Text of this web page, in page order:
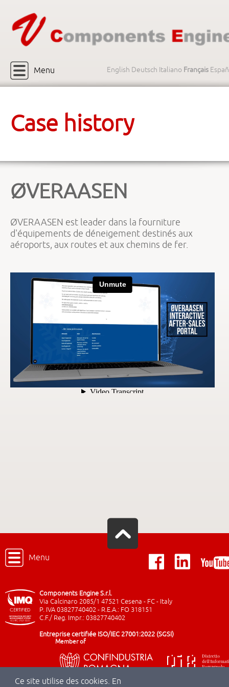
Ce site utilise des cookies. En
Menu English Deutsch Italiano Français
Case history
ØVERAASEN
ØVERAASEN est leader dans la fourniture
d'équipements de déneigement destinés aux
aéroports, aux routes et aux chemins de fer.
Menu
Components Engine S.r.l.
Via Calcinaro 2085/1 47521 Cesena - FC - Italy
P. IVA 03827740402 - R.E.A.: FO 318151
C.F./ Reg. Impr.: 03827740402
Entreprise certifiée ISO/IEC 27001:2022 (SGSI)
Member of